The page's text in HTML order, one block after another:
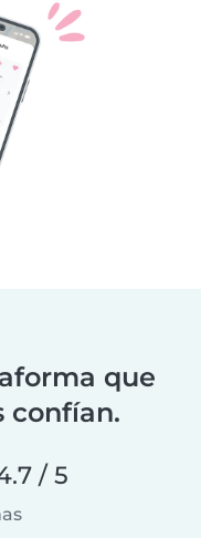
que
confían.
/ 5